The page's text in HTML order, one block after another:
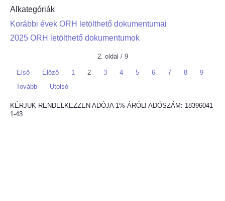
Alkategóriák
Korábbi évek ORH letölthető dokumentumai
2025 ORH letölthető dokumentumok
2. oldal / 9
Első Előző 1 2 3 4 5 6 7 8
9
Tovább
Utolsó
KÉRJÜK RENDELKEZZEN ADÓJA 1%-ÁRÓL! ADÓSZÁM: 18396041-
1-43